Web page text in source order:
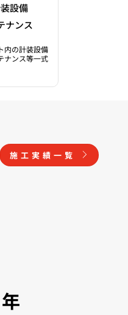
設備
ナンス
内の計装設備
ナンス等一式
施工実績一覧
年